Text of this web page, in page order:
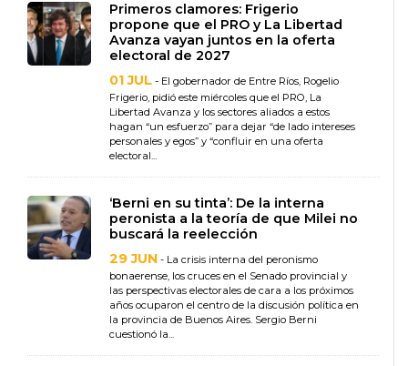
Primeros clamores: Frigerio
propone que el PRO y La Libertad
Avanza vayan juntos en la oferta
electoral de 2027
01 JUL - El gobernador de Entre Ríos, Rogelio
Frigerio, pidió este miércoles que el PRO, La
Libertad Avanza y los sectores aliados a estos
hagan “un esfuerzo” para dejar “de lado intereses
personales y egos” y “confluir en una oferta
electoral...
‘Berni en su tinta’: De la interna
peronista a la teoría de que Milei no
buscará la reelección
29 JUN - La crisis interna del peronismo
bonaerense, los cruces en el Senado provincial y
las perspectivas electorales de cara a los próximos
años ocuparon el centro de la discusión política en
la provincia de Buenos Aires. Sergio Berni
cuestionó la...